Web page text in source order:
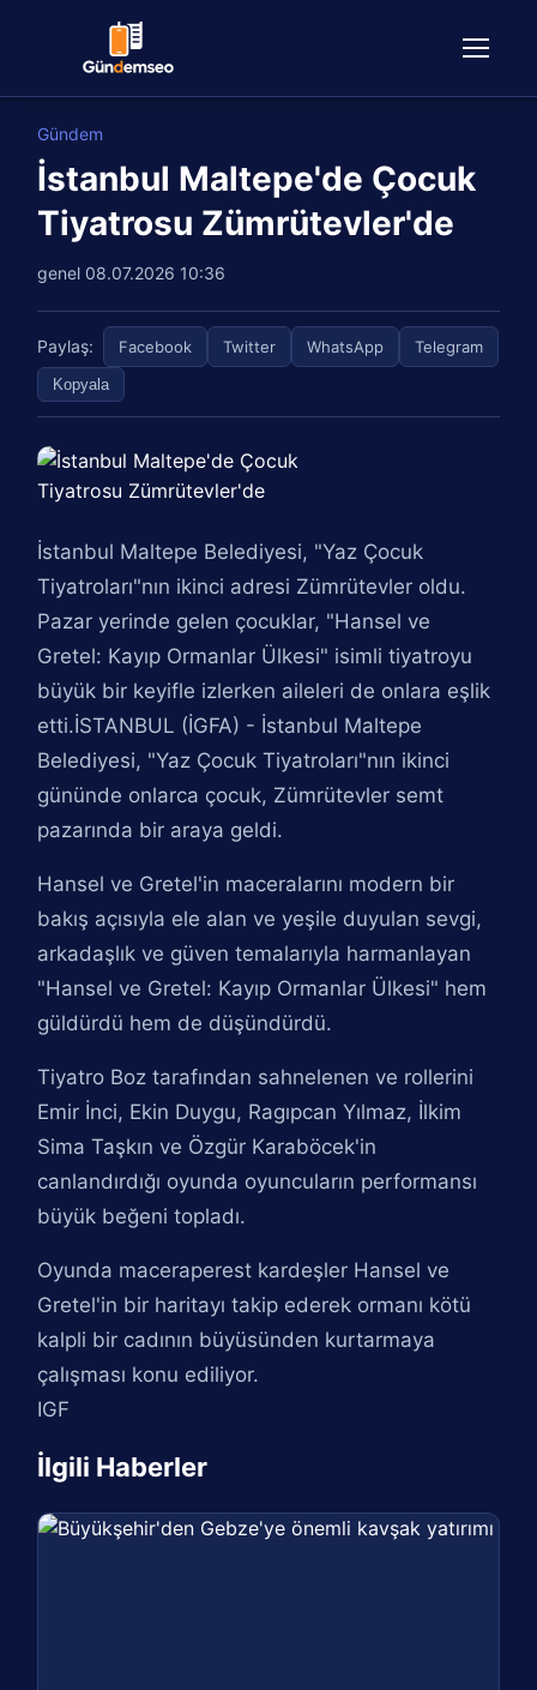
Gündem
İstanbul Maltepe'de Çocuk
Tiyatrosu Zümrütevler'de
genel 08.07.2026 10:36
Paylaş: Facebook Twitter WhatsApp Telegram
Kopyala
İstanbul Maltepe Belediyesi, "Yaz Çocuk
Tiyatroları"nın ikinci adresi Zümrütevler oldu.
Pazar yerinde gelen çocuklar, "Hansel ve
Gretel: Kayıp Ormanlar Ülkesi" isimli tiyatroyu
büyük bir keyifle izlerken aileleri de onlara eşlik
etti.İSTANBUL (İGFA) - İstanbul Maltepe
Belediyesi, "Yaz Çocuk Tiyatroları"nın ikinci
gününde onlarca çocuk, Zümrütevler semt
pazarında bir araya geldi.
Hansel ve Gretel'in maceralarını modern bir
bakış açısıyla ele alan ve yeşile duyulan sevgi,
arkadaşlık ve güven temalarıyla harmanlayan
"Hansel ve Gretel: Kayıp Ormanlar Ülkesi" hem
güldürdü hem de düşündürdü.
Tiyatro Boz tarafından sahnelenen ve rollerini
Emir İnci, Ekin Duygu, Ragıpcan Yılmaz, İlkim
Sima Taşkın ve Özgür Karaböcek'in
canlandırdığı oyunda oyuncuların performansı
büyük beğeni topladı.
Oyunda maceraperest kardeşler Hansel ve
Gretel'in bir haritayı takip ederek ormanı kötü
kalpli bir cadının büyüsünden kurtarmaya
çalışması konu ediliyor.
IGF
İlgili Haberler